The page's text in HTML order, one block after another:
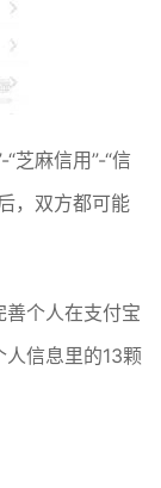
芝麻信用”-“信
，双方都可能
个人在支付宝
信息里的13颗